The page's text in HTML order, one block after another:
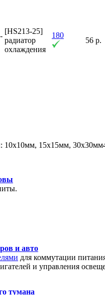
[HS213-25]
радиатор
охлаждения
180
56 р.
10х10мм, 15х15мм,
и авто
для коммутации
и управления
тумана